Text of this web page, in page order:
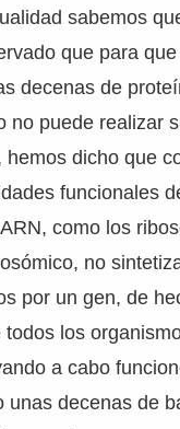
sabemos
que para
decenas de
puede realizar
dicho que
funcionales
como los
no
por un gen, de
los
a cabo
decenas de